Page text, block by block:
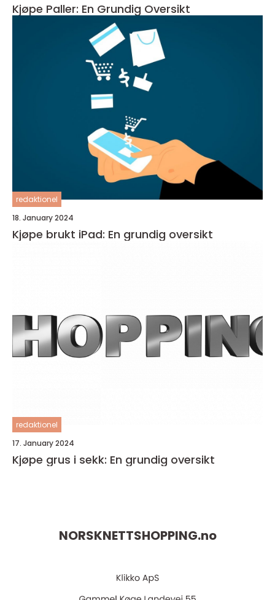
Kjøpe Paller: En Grundig Oversikt
redaktionel
18. January 2024
Kjøpe brukt iPad: En grundig oversikt
redaktionel
17. January 2024
Kjøpe grus i sekk: En grundig oversikt
NORSKNETTSHOPPING.no